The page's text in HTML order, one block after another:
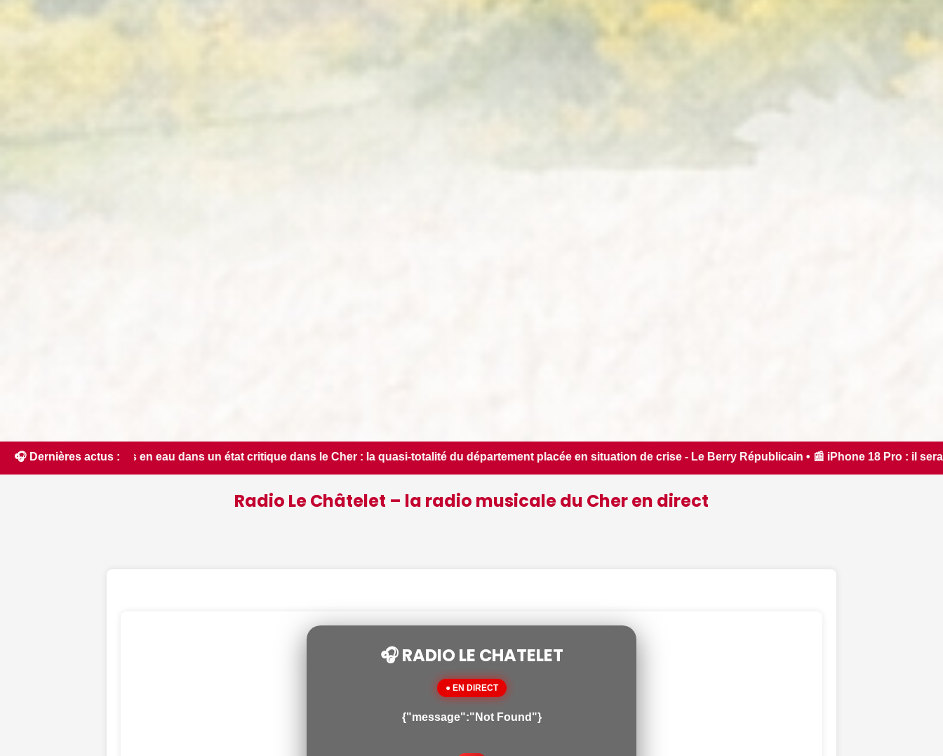
🎧 Dernières actus :
le Cher : la quasi-totalité du département placée en situation de crise - Le Berry Républicain • 📰 iPhone 18 Pro : il sera bien plus cher que prévu - iPhon.fr • 📰
Radio Le Châtelet – la radio musicale du Cher en direct
🎧 RADIO LE CHATELET
● EN DIRECT
{"message":"Not Found"}